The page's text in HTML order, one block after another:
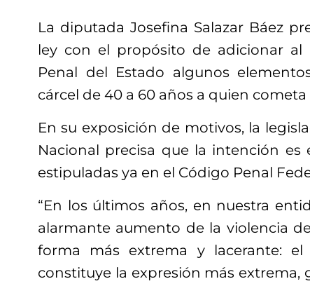
La diputada Josefina Salazar Báez
ley con el propósito de adicionar al
Penal del Estado algunos
cárcel de 40 a 60 años a quien
En su exposición de motivos, la
Nacional precisa que la intención es
estipuladas ya en el Código Penal
“En los últimos años, en nuestra
alarmante aumento de la violencia
forma más extrema y lacerante: el
constituye la expresión más extrema,